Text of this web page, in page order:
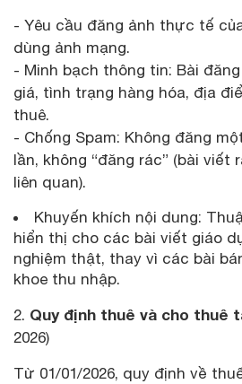
- Yêu cầu đăng ảnh thực tế
dùng ảnh mạng.
- Minh bạch thông tin: Bài
giá, tình trạng hàng hóa, địa
thuê.
- Chống Spam: Không đăng
lần, không “đăng rác” (bài viết
liên quan).
Khuyến khích nội dung:
hiển thị cho các bài viết giáo
nghiệm thật, thay vì các bài
khoe thu nhập.
2. Quy định thuê và cho thuê
2026)
Từ 01/01/2026, quy định về